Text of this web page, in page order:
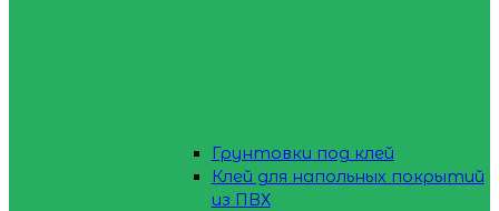
Грунтовки под клей
Клей для напольных покрытий
из ПВХ